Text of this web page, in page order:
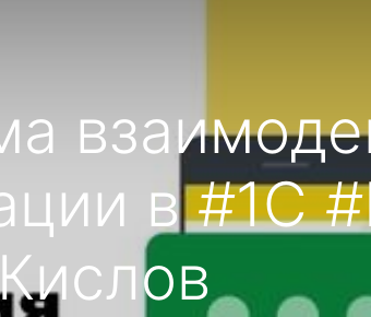
в #1С